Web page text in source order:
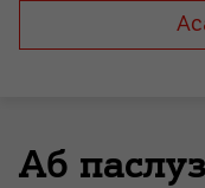
Аб